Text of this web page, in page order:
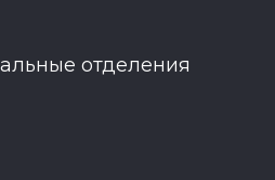
отделения